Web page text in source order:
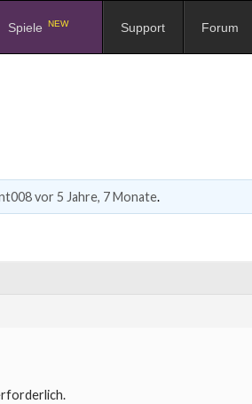
Spiele NEW Support Forum
vor 5 Jahre, 7 Monate.